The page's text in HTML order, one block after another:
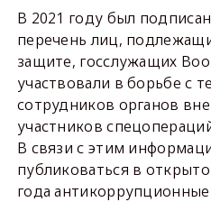
В 2021 году был
перечень лиц,
защите, госслужащих
участвовали в борьбе с
сотрудников органов
участников
В связи с этим
публиковаться в
года